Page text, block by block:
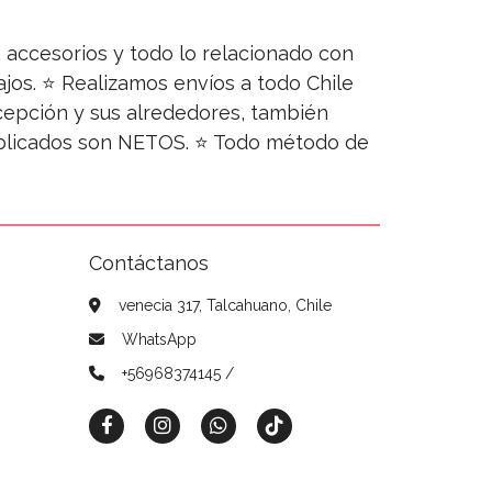
accesorios y todo lo relacionado con
⭐ Realizamos envíos a todo Chile
y sus alrededores, también
son NETOS. ⭐ Todo método de
Contáctanos
venecia 317, Talcahuano, Chile
WhatsApp
+56968374145 /